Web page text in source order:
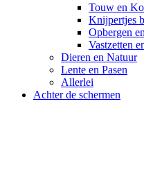
Touw en
Knijpertjes
Opbergen
Vastzetten
Dieren en Natuur
Lente en Pasen
Allerlei
Achter de schermen